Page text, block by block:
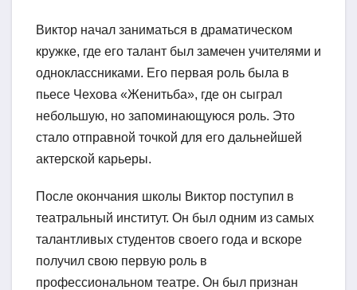
Виктор начал заниматься в драматическом
кружке, где его талант был замечен учителями и
одноклассниками. Его первая роль была в
пьесе Чехова «Женитьба», где он сыграл
небольшую, но запоминающуюся роль. Это
стало отправной точкой для его дальнейшей
актерской карьеры.
После окончания школы Виктор поступил в
театральный институт. Он был одним из самых
талантливых студентов своего года и вскоре
получил свою первую роль в
профессиональном театре. Он был признан